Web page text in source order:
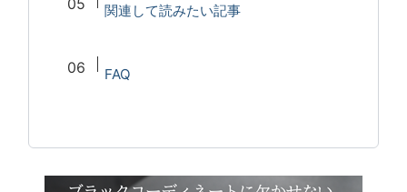
関連して読みたい記事
FAQ